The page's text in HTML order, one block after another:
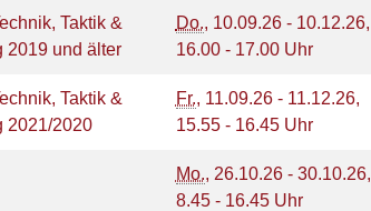
Taktik &
2019 und älter
Do., 10.09.26 - 10.12.26,
16.00 - 17.00 Uhr
Taktik &
2021/2020
Fr., 11.09.26 - 11.12.26,
15.55 - 16.45 Uhr
Mo., 26.10.26 - 30.10.26,
8.45 - 16.45 Uhr